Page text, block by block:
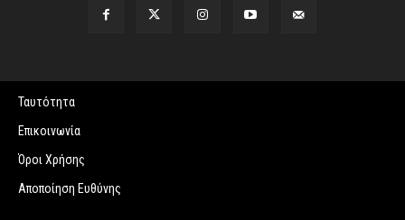
Ταυτότητα
Επικοινωνία
Όροι Χρήσης
Αποποίηση Ευθύνης